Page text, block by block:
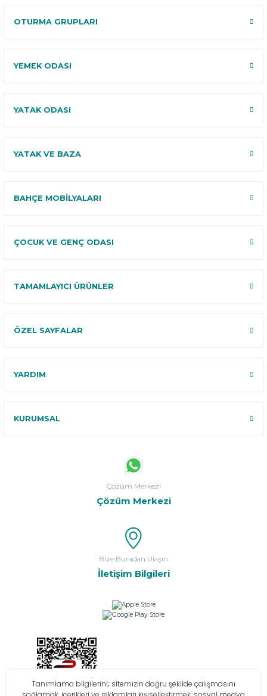
OTURMA GRUPLARI
YEMEK ODASI
YATAK ODASI
YATAK VE BAZA
BAHÇE MOBİLYALARI
ÇOCUK VE GENÇ ODASI
TAMAMLAYICI ÜRÜNLER
ÖZEL SAYFALAR
YARDIM
KURUMSAL
Çözüm Merkezi
Çözüm Merkezi
Bize Buradan Ulaşın
İletişim Bilgileri